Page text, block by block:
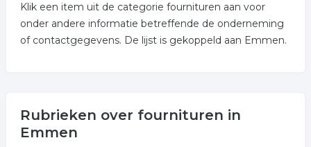
Klik een item uit de categorie fournituren aan voor
onder andere informatie betreffende de onderneming
of contactgegevens. De lijst is gekoppeld aan Emmen.
Rubrieken over fournituren in
Emmen